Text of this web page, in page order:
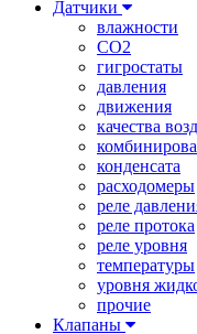
Датчики
влажности
CO2
гигростаты
давления
движения
качества
конденсата
расходомеры
реле
реле протока
реле уровня
температуры
уровня
прочие
Клапаны